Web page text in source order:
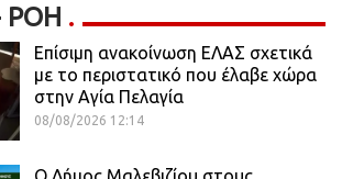
ΡΟΗ
Επίσιμη ανακοίνωση ΕΛΑΣ σχετικά
με το περιστατικό που έλαβε χώρα
στην Αγία Πελαγία
08/08/2026 12:14